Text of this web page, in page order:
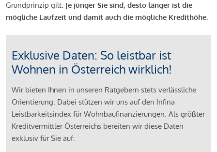
Grundprinzip gilt: Je jünger Sie sind, desto länger ist die
mögliche Laufzeit und damit auch die mögliche Kredithöhe.
Exklusive Daten: So leistbar ist
Wohnen in Österreich wirklich!
Wir bieten Ihnen in unseren Ratgebern stets verlässliche
Orientierung. Dabei stützen wir uns auf den Infina
Leistbarkeitsindex für Wohnbaufinanzierungen. Als größter
Kreditvermittler Österreichs bereiten wir diese Daten
exklusiv für Sie auf: